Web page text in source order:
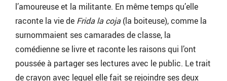
l’amoureuse et la militante. En même temps qu’elle
raconte la vie de Frida la coja(la boiteuse), comme la
surnommaient ses camarades de classe, la
comédienne se livre et raconte les raisons qui l’ont
poussée à partager ses lectures avec le public. Le trait
de crayon avec lequel elle fait se rejoindre ses deux